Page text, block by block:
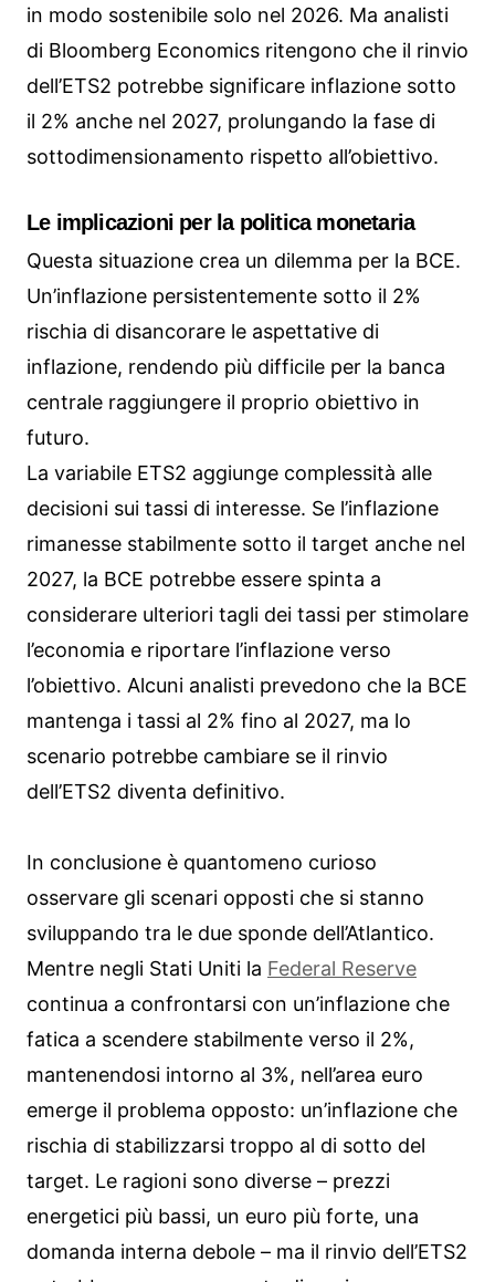
in modo sostenibile solo nel 2026. Ma analisti
di Bloomberg Economics ritengono che il rinvio
dell’ETS2 potrebbe significare inflazione sotto
il 2% anche nel 2027, prolungando la fase di
sottodimensionamento rispetto all’obiettivo.
Le implicazioni per la politica monetaria
Questa situazione crea un dilemma per la BCE.
Un’inflazione persistentemente sotto il 2%
rischia di disancorare le aspettative di
inflazione, rendendo più difficile per la banca
centrale raggiungere il proprio obiettivo in
futuro.
La variabile ETS2 aggiunge complessità alle
decisioni sui tassi di interesse. Se l’inflazione
rimanesse stabilmente sotto il target anche nel
2027, la BCE potrebbe essere spinta a
considerare ulteriori tagli dei tassi per stimolare
l’economia e riportare l’inflazione verso
l’obiettivo. Alcuni analisti prevedono che la BCE
mantenga i tassi al 2% fino al 2027, ma lo
scenario potrebbe cambiare se il rinvio
dell’ETS2 diventa definitivo.
In conclusione è quantomeno curioso
osservare gli scenari opposti che si stanno
sviluppando tra le due sponde dell’Atlantico.
Mentre negli Stati Uniti la Federal Reserve
continua a confrontarsi con un’inflazione che
fatica a scendere stabilmente verso il 2%,
mantenendosi intorno al 3%, nell’area euro
emerge il problema opposto: un’inflazione che
rischia di stabilizzarsi troppo al di sotto del
target. Le ragioni sono diverse – prezzi
energetici più bassi, un euro più forte, una
domanda interna debole – ma il rinvio dell’ETS2